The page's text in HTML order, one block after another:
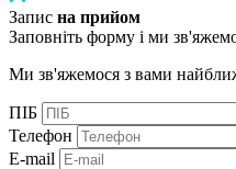
Запис на прийом
Заповніть форму і ми
Ми зв'яжемося з вами
ПІБ
Телефон
E-mail